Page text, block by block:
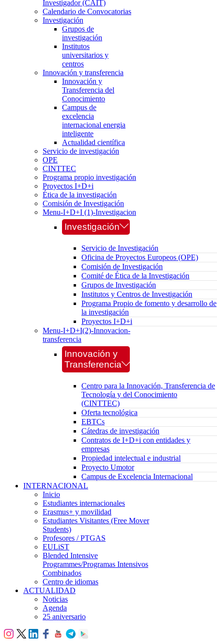
Investigador (CAIT)
Calendario de Convocatorias
Investigación
Grupos de
investigación
Institutos
universitarios y
centros
Innovación y transferencia
Innovación y
Transferencia del
Conocimiento
Campus de
excelencia
internacional energia
inteligente
Actualidad científica
Servicio de investigación
OPE
CINTTEC
Programa propio investigación
Proyectos I+D+i
Ética de la investigación
Comisión de Investigación
Menu-I+D+I (1)-Investigacion
Investigación
Servicio de Investigación
Oficina de Proyectos Europeos (OPE)
Comisión de Investigación
Comité de Ética de la Investigación
Grupos de Investigación
Institutos y Centros de Investigación
Programa Propio de fomento y desarrollo de
la investigación
Proyectos I+D+i
Menu-I+D+I(2)-Innovacion-
transferencia
Innovación y
Transferencia
Centro para la Innovación, Transferencia de
Tecnología y del Conocimiento
(CINTTEC)
Oferta tecnológica
EBTCs
Cátedras de investigación
Contratos de I+D+i con entidades y
empresas
Propiedad intelectual e industrial
Proyecto Umotor
Campus de Excelencia Internacional
INTERNACIONAL
Inicio
Estudiantes internacionales
Erasmus+ y movilidad
Estudiantes Visitantes (Free Mover
Students)
Profesores / PTGAS
EULiST
Blended Intensive
Programmes/Programas Intensivos
Combinados
Centro de idiomas
ACTUALIDAD
Noticias
Agenda
25 aniversario